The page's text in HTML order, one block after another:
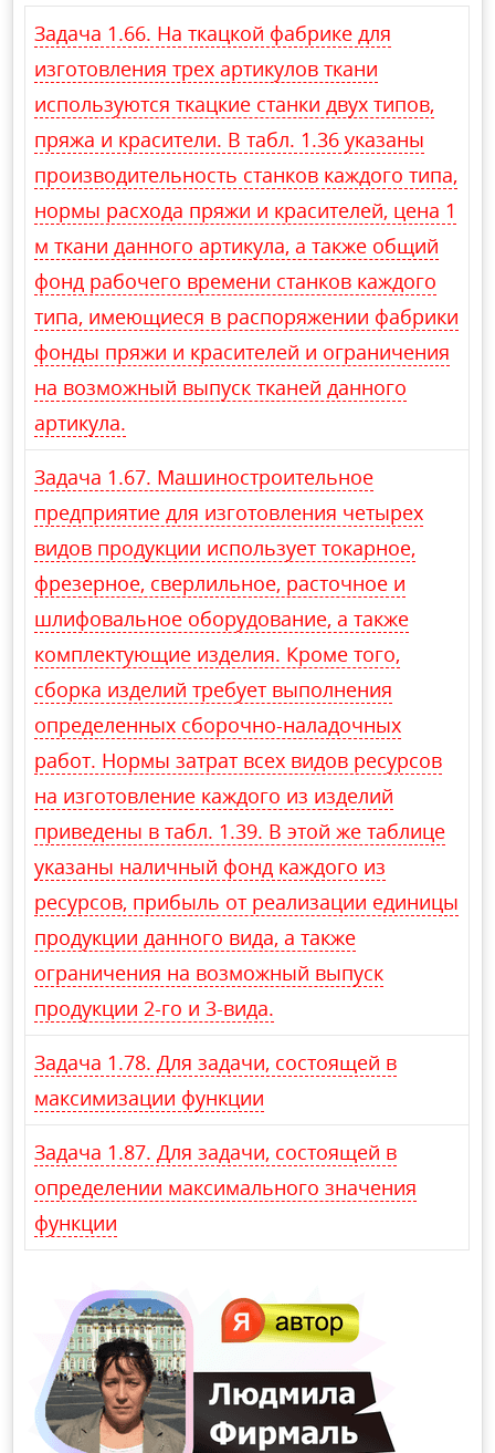
Задача 1.66. На ткацкой фабрике для
изготовления трех артикулов ткани
используются ткацкие станки двух типов,
пряжа и красители. В табл. 1.36 указаны
производительность станков каждого типа,
нормы расхода пряжи и красителей, цена 1
м ткани данного артикула, а также общий
фонд рабочего времени станков каждого
типа, имеющиеся в распоряжении фабрики
фонды пряжи и красителей и ограничения
на возможный выпуск тканей данного
артикула.
Задача 1.67. Машиностроительное
предприятие для изготовления четырех
видов продукции использует токарное,
фрезерное, сверлильное, расточное и
шлифовальное оборудование, а также
комплектующие изделия. Кроме того,
сборка изделий требует выполнения
определенных сборочно-наладочных
работ. Нормы затрат всех видов ресурсов
на изготовление каждого из изделий
приведены в табл. 1.39. В этой же таблице
указаны наличный фонд каждого из
ресурсов, прибыль от реализации единицы
продукции данного вида, а также
ограничения на возможный выпуск
продукции 2-го и 3-вида.
Задача 1.78. Для задачи, состоящей в
максимизации функции
Задача 1.87. Для задачи, состоящей в
определении максимального значения
функции